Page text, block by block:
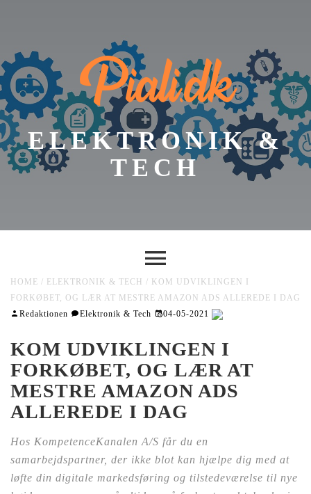
Piali.dk
ELEKTRONIK &
TECH
HOME / ELEKTRONIK & TECH / KOM UDVIKLINGEN I
FORKØBET, OG LÆR AT MESTRE AMAZON ADS ALLEREDE I DAG
Redaktionen
Elektronik & Tech 04-05-2021
KOM UDVIKLINGEN I
FORKØBET, OG LÆR AT
MESTRE AMAZON ADS
ALLEREDE I DAG
Hos KompetenceKanalen A/S får du en
samarbejdspartner, der ikke blot kan hjælpe dig med at
løfte din digitale markedsføring og tilstedeværelse til nye